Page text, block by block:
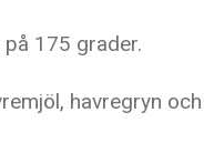
på 175 grader.
havregryn